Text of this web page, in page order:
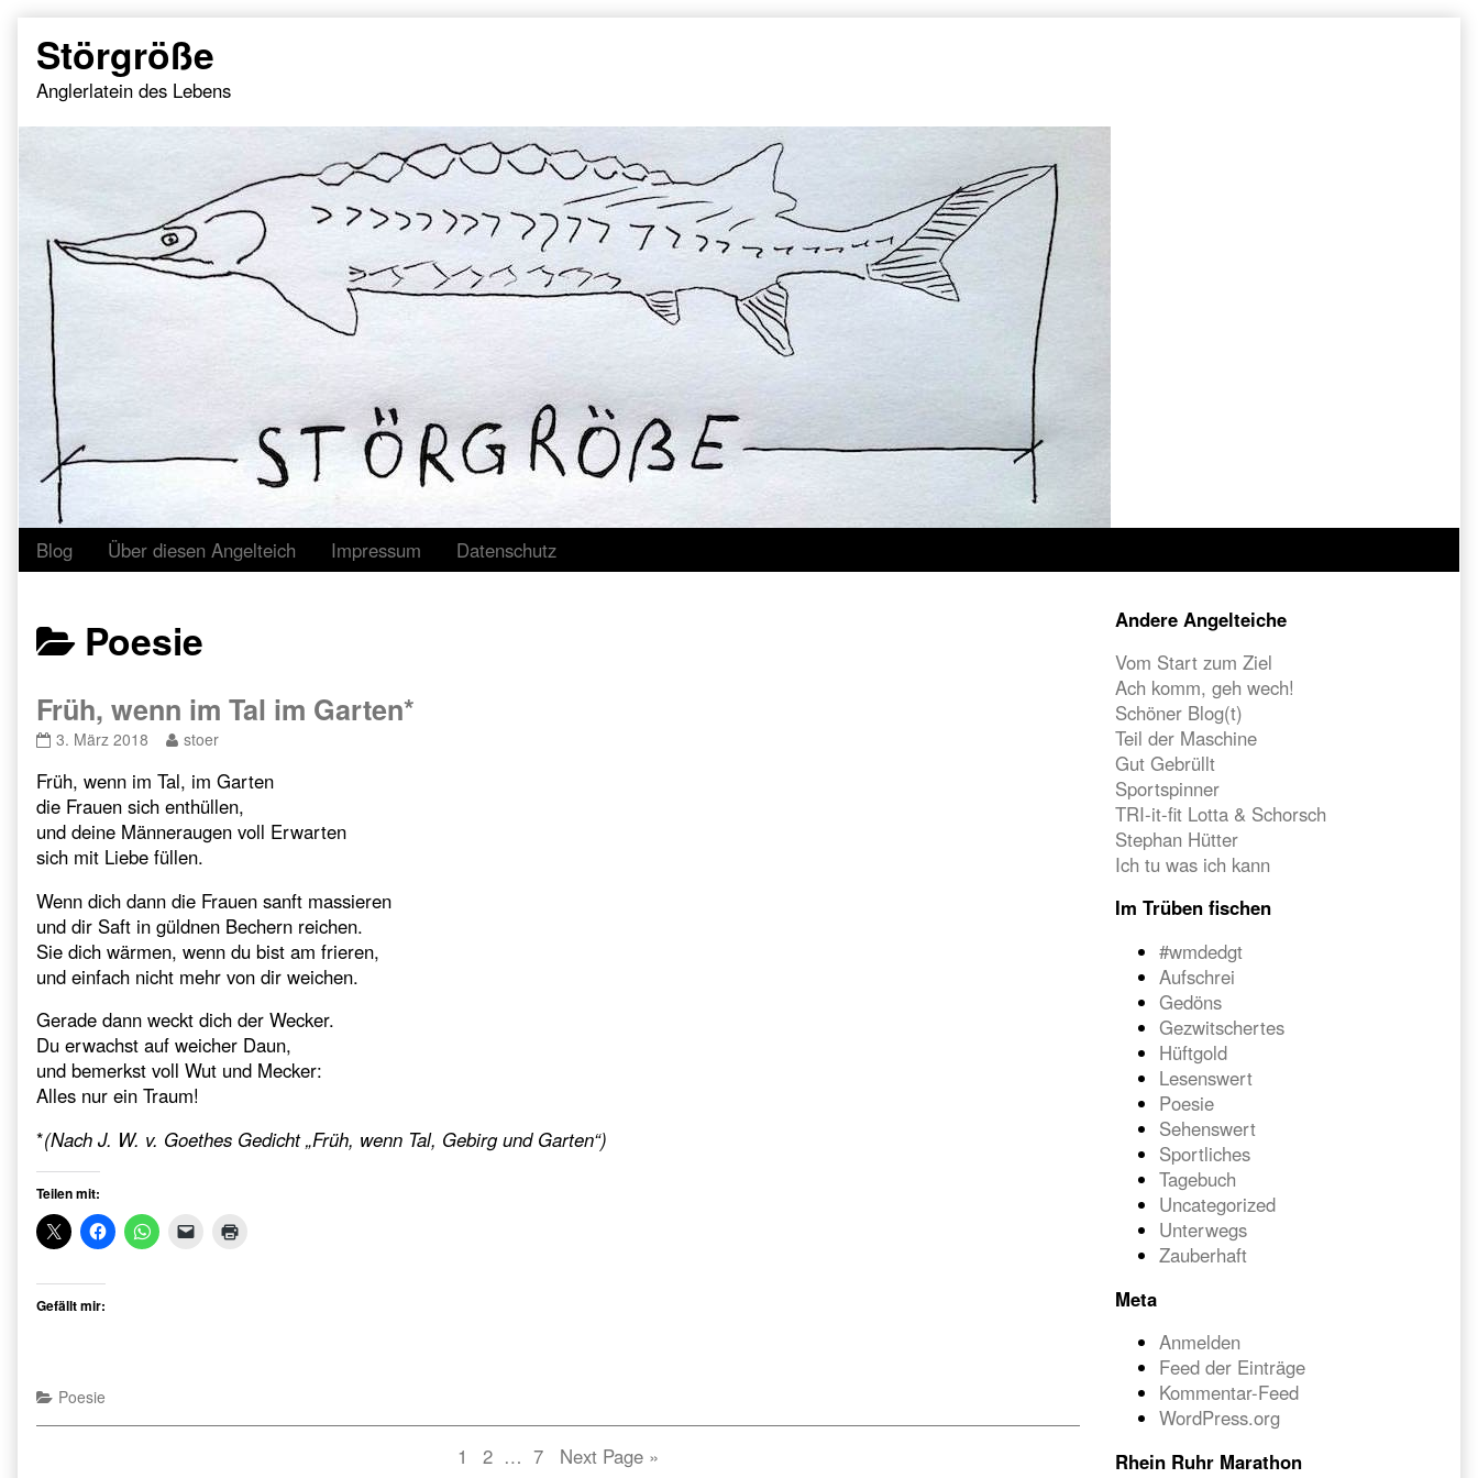
content
Störgröße
Anglerlatein des Lebens
Blog Über diesen Angelteich Impressum Datenschutz
Posts
categoriezed
as
Poesie
Früh, wenn im Tal im Garten*
Früh,
im
Tal
im
Garten*
published
3. März 2018
Read
posts
by
author
of
wenn
im
Tal
Garten*,
stoer
Früh, wenn im Tal, im Garten
die Frauen sich enthüllen,
und deine Männeraugen voll Erwarten
sich mit Liebe füllen.
Wenn dich dann die Frauen sanft massieren
und dir Saft in güldnen Bechern reichen.
Sie dich wärmen, wenn du bist am frieren,
und einfach nicht mehr von dir weichen.
Gerade dann weckt dich der Wecker.
Du erwachst auf weicher Daun,
und bemerkst voll Wut und Mecker:
Alles nur ein Traum!
*(Nach J. W. v. Goethes Gedicht „Früh, wenn Tal, Gebirg und Garten“)
Teilen mit:
Gefällt mir:
Categories
Poesie
Page
1 Page
2 … Page
7 Next Page »
Primary
Sidebar
Andere Angelteiche
Vom Start zum Ziel
Ach komm, geh wech!
Schöner Blog(t)
Teil der Maschine
Gut Gebrüllt
Sportspinner
TRI-it-fit Lotta & Schorsch
Stephan Hütter
Ich tu was ich kann
Im Trüben fischen
#wmdedgt
Aufschrei
Gedöns
Gezwitschertes
Hüftgold
Lesenswert
Poesie
Sehenswert
Sportliches
Tagebuch
Uncategorized
Unterwegs
Zauberhaft
Meta
Anmelden
Feed der Einträge
Kommentar-Feed
WordPress.org
Rhein Ruhr Marathon